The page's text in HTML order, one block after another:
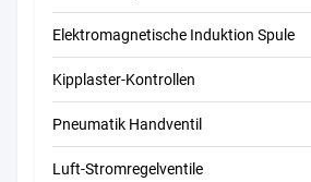
Elektromagnetische Induktion Spule
Kipplaster-Kontrollen
Pneumatik Handventil
Luft-Stromregelventile